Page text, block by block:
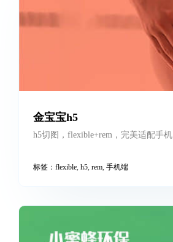
金宝宝h5
h5切图，flexible+rem，完美适配手机
标签： flexible, h5, rem, 手机端